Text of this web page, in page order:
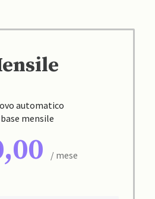
automatico
mensile
/ mese